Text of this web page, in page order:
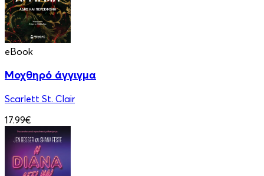
eBook
Μοχθηρό άγγιγμα
Scarlett St. Clair
17.99€